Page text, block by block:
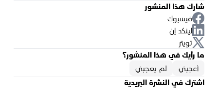
شارك هذا المنشور
فيسبوك
لينكد إن
تويتر
ما رأيك في هذا المنشور؟
أعجبني
لم يعجبني
اشترك في النشرة البريدية